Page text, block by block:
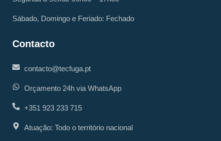
Sábado, Domingo e Feriado: Fechado
Contacto
contacto@tecfuga.pt
Orçamento 24h via WhatsApp
+351 923 233 715
Atuação: Todo o território nacional